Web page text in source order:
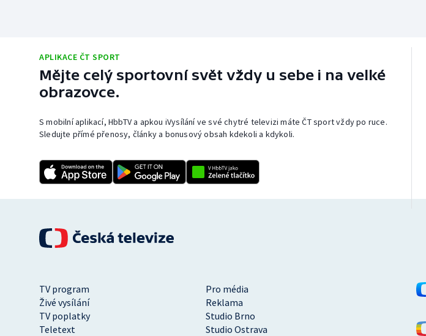
APLIKACE ČT SPORT
Mějte celý sportovní svět vždy u sebe i na velké
obrazovce.
S mobilní aplikací, HbbTV a apkou iVysílání ve své chytré televizi máte ČT sport vždy po ruce.
Sledujte přímé přenosy, články a bonusový obsah kdekoli a kdykoli.
TV program
Pro média
Živé vysílání
Reklama
TV poplatky
Studio Brno
Teletext
Studio Ostrava